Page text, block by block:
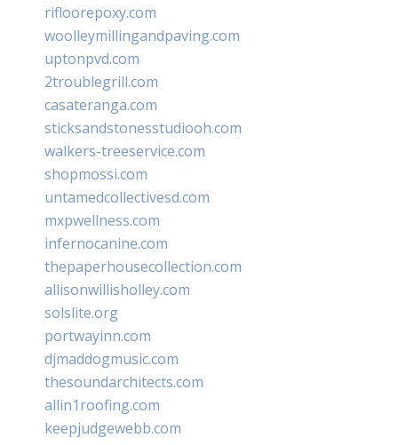
rifloorepoxy.com
woolleymillingandpaving.com
uptonpvd.com
2troublegrill.com
casateranga.com
sticksandstonesstudiooh.com
walkers-treeservice.com
shopmossi.com
untamedcollectivesd.com
mxpwellness.com
infernocanine.com
thepaperhousecollection.com
allisonwillisholley.com
solslite.org
portwayinn.com
djmaddogmusic.com
thesoundarchitects.com
allin1roofing.com
keepjudgewebb.com